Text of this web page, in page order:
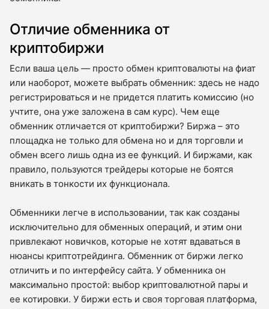
Отличие обменника от
криптобиржи
Если ваша цель — просто обмен криптовалюты на фиат
или наоборот, можете выбрать обменник: здесь не надо
регистрироваться и не придется платить комиссию (но
учтите, она уже заложена в сам курс). Чем еще
обменник отличается от криптобиржи? Биржа – это
площадка не только для обмена но и для торговли и
обмен всего лишь одна из ее функций. И биржами, как
правило, пользуются трейдеры которые не боятся
вникать в тонкости их функционала.
Обменники легче в использовании, так как созданы
исключительно для обменных операций, и этим они
привлекают новичков, которые не хотят вдаваться в
нюансы криптотрейдинга. Обменник от биржи легко
отличить и по интерфейсу сайта. У обменника он
максимально простой: выбор криптовалютной пары и
ее котировки. У биржи есть и своя торговая платформа,